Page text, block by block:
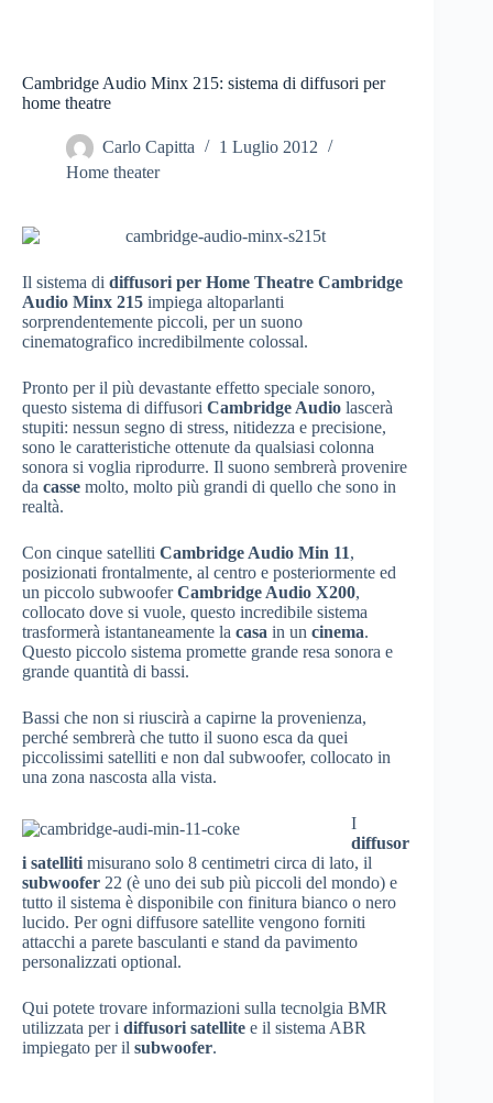
Cambridge Audio Minx 215: sistema di diffusori per
home theatre
Carlo Capitta
1 Luglio 2012
Home theater
Il sistema di diffusori per Home Theatre Cambridge
Audio Minx 215 impiega altoparlanti
sorprendentemente piccoli, per un suono
cinematografico incredibilmente colossal.
Pronto per il più devastante effetto speciale sonoro,
questo sistema di diffusori Cambridge Audio lascerà
stupiti: nessun segno di stress, nitidezza e precisione,
sono le caratteristiche ottenute da qualsiasi colonna
sonora si voglia riprodurre. Il suono sembrerà provenire
da casse molto, molto più grandi di quello che sono in
realtà.
Con cinque satelliti Cambridge Audio Min 11,
posizionati frontalmente, al centro e posteriormente ed
un piccolo subwooferCambridge Audio X200,
collocato dove si vuole, questo incredibile sistema
trasformerà istantaneamente la casa in un cinema.
Questo piccolo sistema promette grande resa sonora e
grande quantità di bassi.
Bassi che non si riuscirà a capirne la provenienza,
perché sembrerà che tutto il suono esca da quei
piccolissimi satelliti e non dal subwoofer, collocato in
una zona nascosta alla vista.
I
diffusor
i satelliti misurano solo 8 centimetri circa di lato, il
subwoofer 22 (è uno dei sub più piccoli del mondo) e
tutto il sistema è disponibile con finitura bianco o nero
lucido. Per ogni diffusore satellite vengono forniti
attacchi a parete basculanti e stand da pavimento
personalizzati optional.
Qui potete trovare informazioni sulla tecnolgia BMR
utilizzata per i diffusori satellite e il sistema ABR
impiegato per il subwoofer.